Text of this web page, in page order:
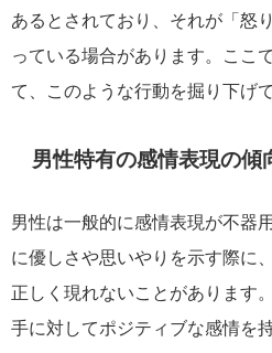
あるとされており、それが「怒
っている場合があります。ここ
て、このような行動を掘り下げ
男性特有の感情表現の傾
男性は一般的に感情表現が不器
に優しさや思いやりを示す際に
正しく現れないことがあります
手に対してポジティブな感情を